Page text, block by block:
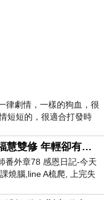
律劇情，一樣的狗血，很
短短的，很適合打發時
小護師番外章78 > 福慧雙修 年輕卻有個老靈魂 ㄑ金剛經〉podcast
外章78 感恩日記-今天
燒腦,line A梳爬, 上完失